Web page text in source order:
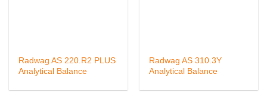
Radwag AS 220.R2 PLUS
Analytical Balance
Radwag AS 310.3Y
Analytical Balance